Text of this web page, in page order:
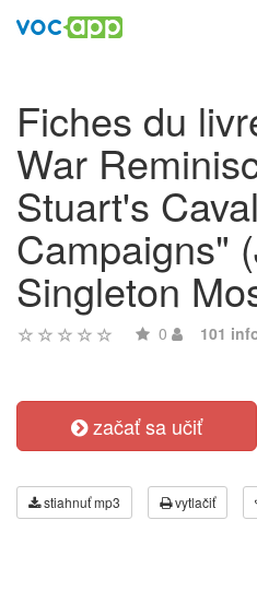
Fiches du
War
Stuart's
Campaigns"
Singleton
0 101
začať sa učiť
stiahnuť mp3 vytlačiť